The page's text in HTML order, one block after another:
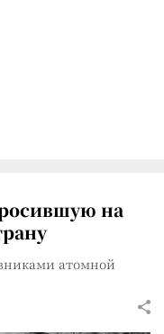
на
атомной